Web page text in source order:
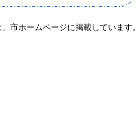
市ホームページに掲載しています。